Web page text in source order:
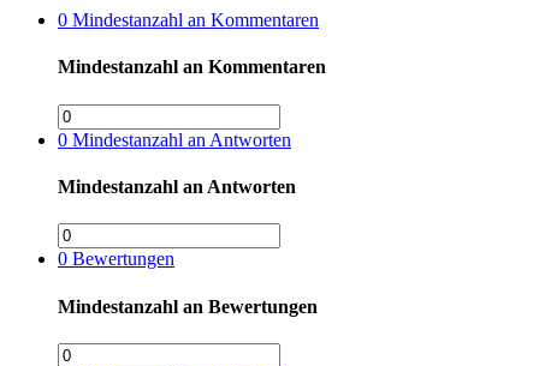
0 Mindestanzahl an Kommentaren
Mindestanzahl an Kommentaren
0 Mindestanzahl an Antworten
Mindestanzahl an Antworten
0 Bewertungen
Mindestanzahl an Bewertungen